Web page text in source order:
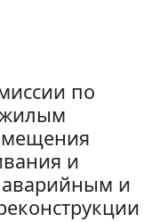
по
и
аварийным и